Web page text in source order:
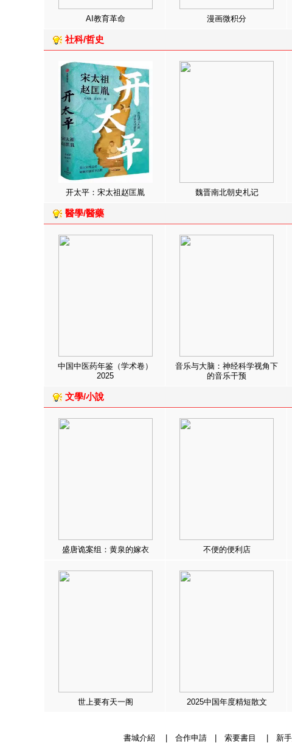
AI教育革命 漫画微积分
社科/哲史
开太平：宋太祖赵匡胤 魏晋南北朝史札记
醫學/醫藥
中国中医药年鉴（学术卷）
2025
音乐与大脑：神经科学视角下
的音乐干预
文學/小說
盛唐诡案组：黄泉的嫁衣 不便的便利店
世上要有天一阁 2025中国年度精短散文
書城介紹 合作申請| 索要書目 新